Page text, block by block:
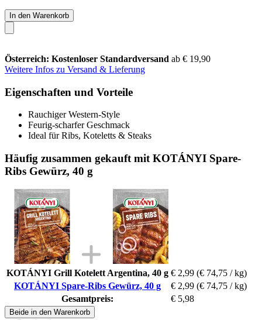
In den Warenkorb
Österreich: Kostenloser Standardversand ab € 19,90
Weitere Infos zu Versand & Lieferung
Eigenschaften und Vorteile
Rauchiger Western-Style
Feurig-scharfer Geschmack
Ideal für Ribs, Koteletts & Steaks
Häufig zusammen gekauft mit KOTÁNYI Spare-
Ribs Gewürz, 40 g
KOTÁNYI Grill Kotelett Argentina, 40 g € 2,99 (€ 74,75 / kg)
KOTÁNYI Spare-Ribs Gewürz, 40 g
€ 2,99 (€ 74,75 / kg)
Gesamtpreis:
€ 5,98
Beide in den Warenkorb